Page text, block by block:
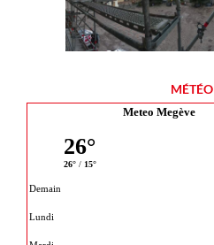
MÉTÉO
Meteo Megève